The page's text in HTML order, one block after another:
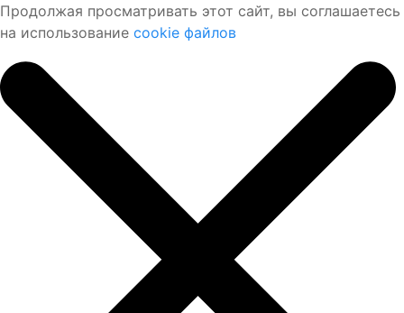
Продолжая просматривать этот сайт, вы соглашаетесь
на использование cookie файлов